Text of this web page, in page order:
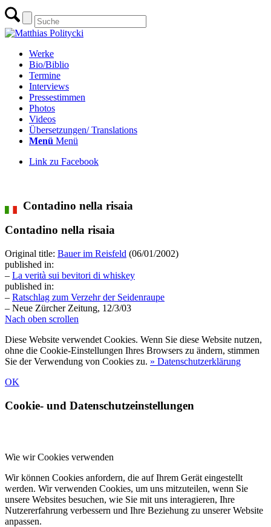
Werke
Bio/Biblio
Termine
Interviews
Pressestimmen
Photos
Videos
Übersetzungen/ Translations
Menü Menü
Link zu Facebook
Contadino nella risaia
Contadino nella risaia
Original title: Bauer im Reisfeld (06/01/2002)
published in:
– La verità sui bevitori di whiskey
published in:
– Ratschlag zum Verzehr der Seidenraupe
– Neue Zürcher Zeitung, 12/3/03
Nach oben scrollen
Diese Website verwendet Cookies. Wenn Sie diese Website nutzen,
ohne die Cookie-Einstellungen Ihres Browsers zu ändern, stimmen
Sie der Verwendung von Cookies zu. » Datenschutzerklärung
OK
Cookie- und Datenschutzeinstellungen
Wie wir Cookies verwenden
Wir können Cookies anfordern, die auf Ihrem Gerät eingestellt
werden. Wir verwenden Cookies, um uns mitzuteilen, wenn Sie
unsere Websites besuchen, wie Sie mit uns interagieren, Ihre
Nutzererfahrung verbessern und Ihre Beziehung zu unserer Website
anpassen.